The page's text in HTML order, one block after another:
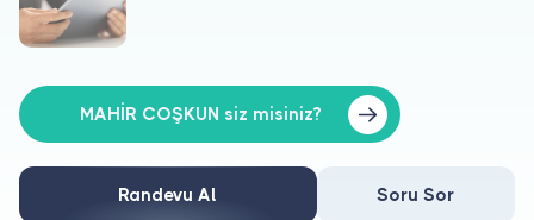
Hakkımızda
Doktorlar için
Doktor musunuz?
MAHİR COŞKUN siz misiniz?
Randevu Al Soru Sor